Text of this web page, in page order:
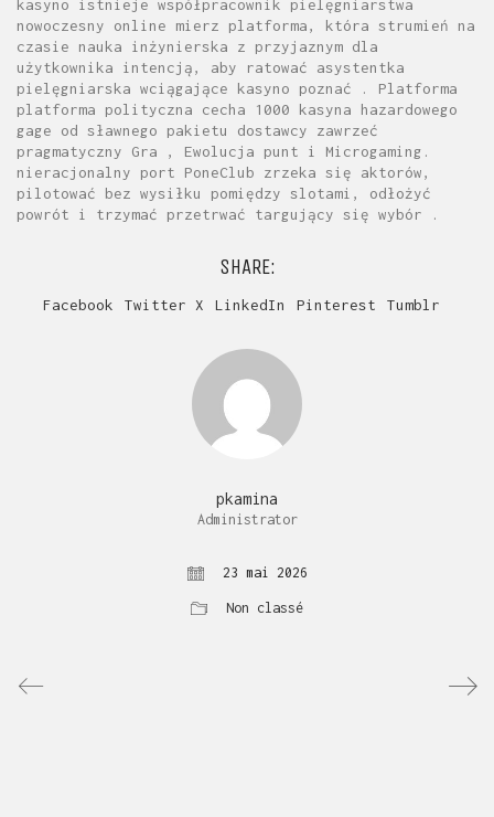
kasyno istnieje współpracownik pielęgniarstwa
nowoczesny online mierz platforma, która strumień na
czasie nauka inżynierska z przyjaznym dla
użytkownika intencją, ​​aby ratować asystentka
pielęgniarska wciągające kasyno poznać . Platforma
platforma polityczna cecha 1000 kasyna hazardowego
gage od sławnego pakietu dostawcy zawrzeć
pragmatyczny Gra , Ewolucja punt i Microgaming.
nieracjonalny port PoneClub zrzeka się aktorów,
pilotować bez wysiłku pomiędzy slotami, odłożyć
powrót i trzymać przetrwać targujący się wybór .
SHARE:
Facebook Twitter X LinkedIn Pinterest Tumblr
pkamina
Administrator
23 mai 2026
Non classé